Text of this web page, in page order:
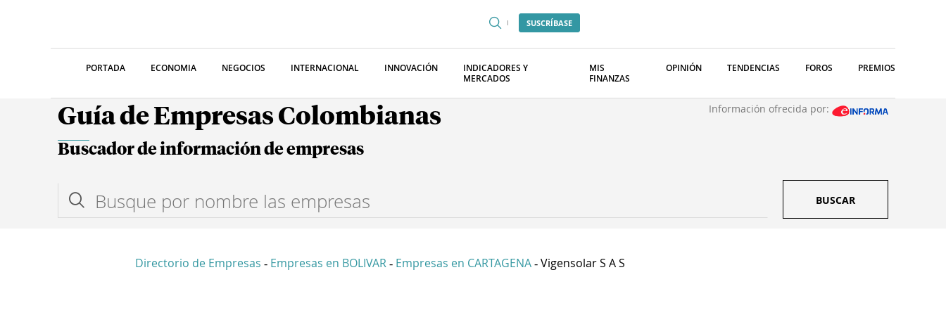
SUSCRÍBASE
PORTADA ECONOMIA NEGOCIOS INTERNACIONAL INNOVACIÓN
INDICADORES Y
MERCADOS
MIS
FINANZAS
OPINIÓN TENDENCIAS FOROS PREMIOS
Guía de Empresas Colombianas Información ofrecida por:
Buscador de información de empresas
BUSCAR
Directorio de Empresas - Empresas en BOLIVAR - Empresas en CARTAGENA - Vigensolar S A S